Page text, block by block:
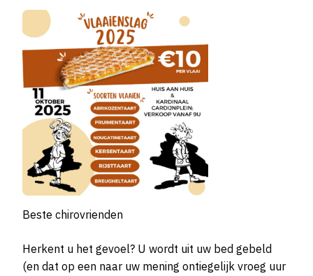
Beste chirovrienden
Herkent u het gevoel? U wordt uit uw bed gebeld
(en dat op een naar uw mening ontiegelijk vroeg uur